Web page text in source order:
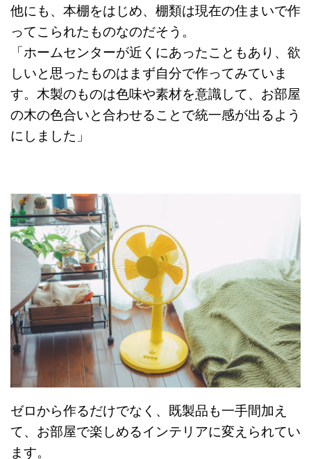
他にも、本棚をはじめ、棚類は現在の住まいで作
ってこられたものなのだそう。
「ホームセンターが近くにあったこともあり、欲
しいと思ったものはまず自分で作ってみていま
す。木製のものは色味や素材を意識して、お部屋
の木の色合いと合わせることで統一感が出るよう
にしました」
ゼロから作るだけでなく、既製品も一手間加え
て、お部屋で楽しめるインテリアに変えられてい
ます。